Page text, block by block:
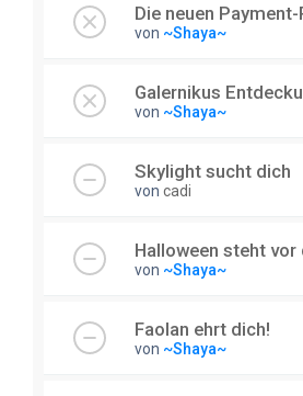
Die neuen
von ~Shaya~
Galernikus
von ~Shaya~
Skylight sucht dich
von cadi
Halloween steht vor
von ~Shaya~
Faolan ehrt dich!
von ~Shaya~